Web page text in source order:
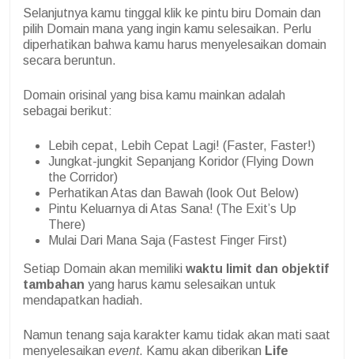
Selanjutnya kamu tinggal klik ke pintu biru Domain dan
pilih Domain mana yang ingin kamu selesaikan. Perlu
diperhatikan bahwa kamu harus menyelesaikan domain
secara beruntun.
Domain orisinal yang bisa kamu mainkan adalah
sebagai berikut:
Lebih cepat, Lebih Cepat Lagi! (Faster, Faster!)
Jungkat-jungkit Sepanjang Koridor (Flying Down
the Corridor)
Perhatikan Atas dan Bawah (look Out Below)
Pintu Keluarnya di Atas Sana! (The Exit’s Up
There)
Mulai Dari Mana Saja (Fastest Finger First)
Setiap Domain akan memiliki waktu limit dan objektif
tambahan yang harus kamu selesaikan untuk
mendapatkan hadiah.
Namun tenang saja karakter kamu tidak akan mati saat
menyelesaikan event. Kamu akan diberikan Life